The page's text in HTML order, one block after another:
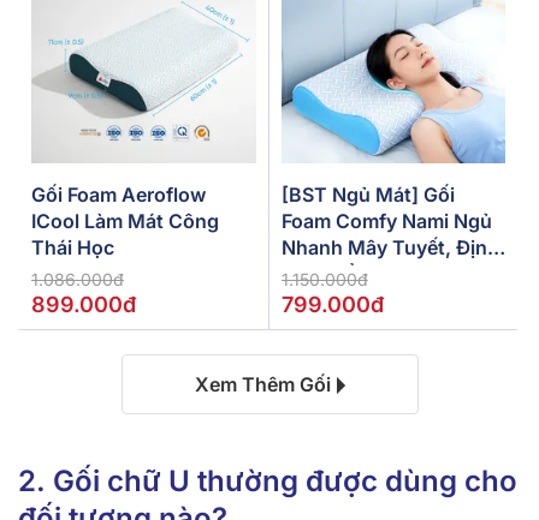
Gối Foam Aeroflow
ICool Làm Mát Công
Thái Học
1.086.000đ
899.000đ
[BST Ngủ Mát] Gối
Foam Comfy Nami Ngủ
Nhanh Mây Tuyết, Định
Hình Cổ Vai Gáy
1.150.000đ
799.000đ
Xem Thêm Gối
2. Gối chữ U thường được dùng cho